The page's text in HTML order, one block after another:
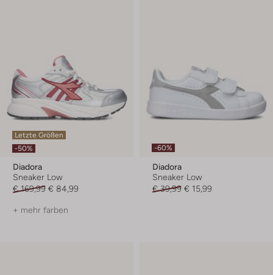
Letzte Größen
-50%
Diadora
Sneaker Low
€ 169,99 € 84,99
+ mehr farben
-60%
Diadora
Sneaker Low
€ 39,99 € 15,99